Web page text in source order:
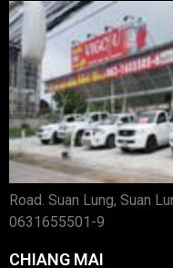
Road. Suan Lung, Suan
0631655501-9
CHIANG MAI